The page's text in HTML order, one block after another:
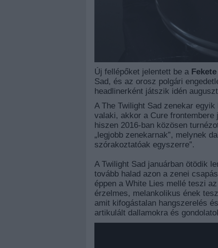
Új fellépőket jelentett be a
Sad, és az orosz polgári
headlinerként játszik idén
A The Twilight Sad zenekar
valaki, akkor a Cure
hiszen 2016-ban közösen
„legjobb zenekarnak”, melynek
szórakoztatóak egyszerre”.
A Twilight Sad januárban ötödik
tovább halad azon a zenei
éppen a White Lies mellé teszi
érzelmes, melankolikus ének
amit kifogástalan hangszerelés
artikulált dallamokra és